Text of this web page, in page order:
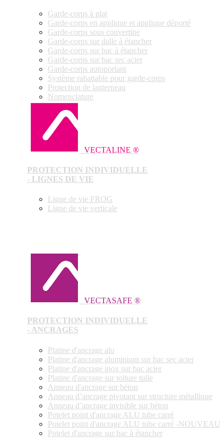
Garde-corps à plat
Garde-corps en applique et applique déporté
Garde-corps sous couvertine
Garde-corps sur dalle à étancher
Garde-corps sur bac à étancher
Garde-corps sur bac sec acier
Garde-corps autoportant
Système rabattable pour garde-corps
Protection de lanterneau
Nomenclature
VECTALINE ®
PROTECTION INDIVIDUELLE
- LIGNES DE VIE
Ligne de vie FROG
Ligne de vie verticale
VECTASAFE ®
PROTECTION INDIVIDUELLE
- ANCRAGES
Platine d'ancrage alu
Platine d'ancrage aluminium sur bac sec acier
Platine d'ancrage inox sur bac acier
Platine d'ancrage sur toiture tuile
Anneau d'ancrage sur béton
Anneau d’ancrage pivotant sur structure métallique
Anneau d’ancrage invisible sur béton
Potelet point d'ancrage ALU tube carré
Potelet point d'ancrage ALU tube carré -NOUVEAU
Potelet d'ancrage sur bac à étancher